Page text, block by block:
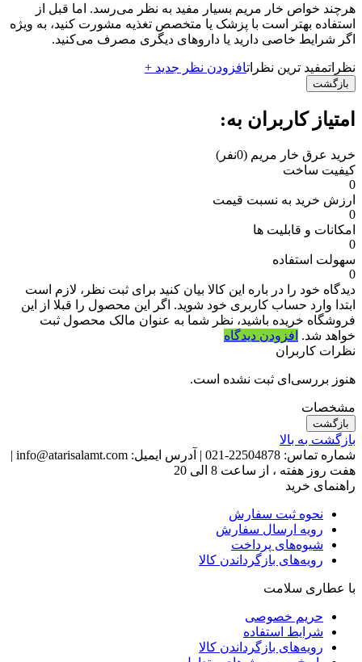
هرچند خواص خار مریم بسیار مفید به نظر می‌رسد. اما قبل از
استفاده بهتر است با پزشک یا متخصص تغذیه مشورت کنید، به ویژه
اگر شرایط خاصی دارید یا داروهای دیگری مصرف می‌کنید.
نظراتمفید ترین نظراتافزودن نظر جدید +
بازگشت
امتیاز کاربران به:
خرید عرق خار مریم (0نفر)
کیفیت ساخت
0
ارزش خرید به نسبت قیمت
0
امکانات و قابلیت ها
0
سهولت استفاده
0
دیدگاه خود را در باره این کالا بیان کنید برای ثبت نظر، لازم است
ابتدا وارد حساب کاربری خود شوید. اگر این محصول را قبلا از این
فروشگاه خریده باشید، نظر شما به عنوان مالک محصول ثبت
خواهد شد. افزودن دیدگاه
نظرات کاربران
هنوز بررسی‌ای ثبت نشده است.
مشخصات
بازگشت
بازگشت به بالا
شماره تماس: 22504878-021
| آدرس ایمیل: info@atarisalamt.com
|
هفت روز هفته ، از ساعت 8 الی 20
راهنمای خرید
نحوه ثبت سفارش
رویه ارسال سفارش
شیوه‌های پرداخت
رویه‌های بازگرداندن کالا
با عطاری سلامت
حریم خصوصی
شرایط استفاده
رویه‌های بازگرداندن کالا